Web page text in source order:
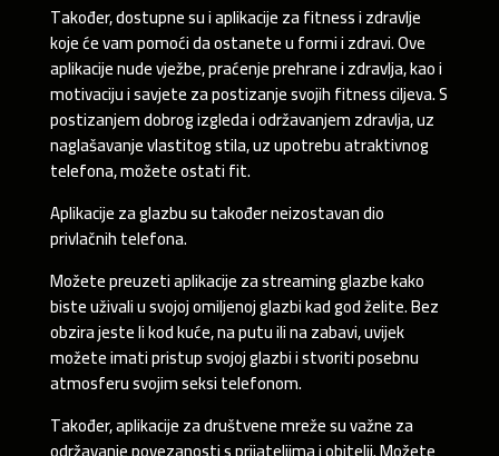
Također, dostupne su i aplikacije za fitness i zdravlje
koje će vam pomoći da ostanete u formi i zdravi. Ove
aplikacije nude vježbe, praćenje prehrane i zdravlja, kao i
motivaciju i savjete za postizanje svojih fitness ciljeva. S
postizanjem dobrog izgleda i održavanjem zdravlja, uz
naglašavanje vlastitog stila, uz upotrebu atraktivnog
telefona, možete ostati fit.
Aplikacije za glazbu su također neizostavan dio
privlačnih telefona.
Možete preuzeti aplikacije za streaming glazbe kako
biste uživali u svojoj omiljenoj glazbi kad god želite. Bez
obzira jeste li kod kuće, na putu ili na zabavi, uvijek
možete imati pristup svojoj glazbi i stvoriti posebnu
atmosferu svojim seksi telefonom.
Također, aplikacije za društvene mreže su važne za